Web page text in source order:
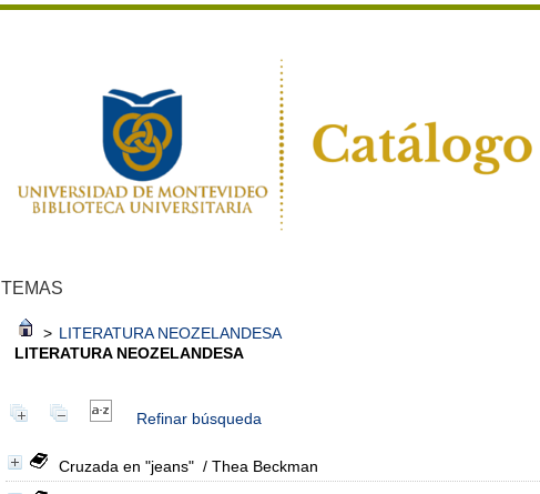
TEMAS
> LITERATURA NEOZELANDESA
LITERATURA NEOZELANDESA
Refinar búsqueda
Cruzada en "jeans" / Thea Beckman